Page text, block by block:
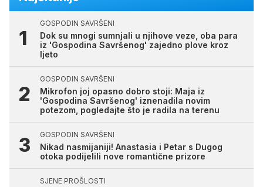
GOSPODIN SAVRŠENI
Dok su mnogi sumnjali u njihove veze, oba para
iz 'Gospodina Savršenog' zajedno plove kroz
ljeto
GOSPODIN SAVRŠENI
Mikrofon joj opasno dobro stoji: Maja iz
'Gospodina Savršenog' iznenadila novim
potezom, pogledajte što je radila na terenu
GOSPODIN SAVRŠENI
Nikad nasmijaniji! Anastasia i Petar s Dugog
otoka podijelili nove romantične prizore
SJENE PROŠLOSTI